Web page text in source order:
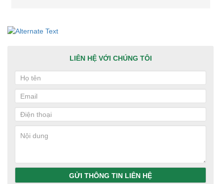
LIÊN HỆ VỚI CHÚNG TÔI
GỬI THÔNG TIN LIÊN HỆ